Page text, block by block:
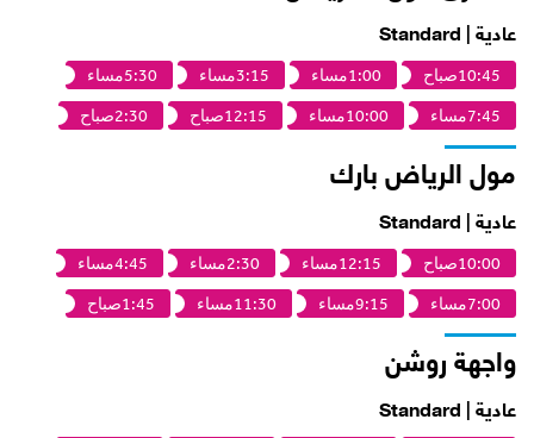
عادية | Standard
10:45صباح 1:00مساء 3:15مساء
5:30مساء
7:45مساء
10:00مساء 12:15صباح 2:30صباح
مول الرياض بارك
عادية | Standard
10:00صباح 12:15مساء 2:30مساء
4:45مساء
7:00مساء
9:15مساء 11:30مساء 1:45صباح
واجهة روشن
عادية | Standard